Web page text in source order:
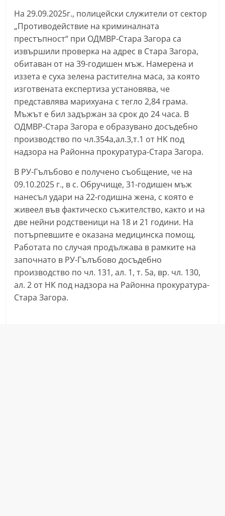
c
o
m
На 29.09.2025г., полицейски служители от сектор
„Противодействие на криминалната
престъпност“ при ОДМВР-Стара Загора са
извършили проверка на адрес в Стара Загора,
обитаван от на 39-годишен мъж. Намерена и
иззета е суха зелена растителна маса, за която
изготвената експертиза установява, че
представлява марихуана с тегло 2,84 грама.
Мъжът е бил задържан за срок до 24 часа. В
ОДМВР-Стара Загора е образувано досъдебно
производство по чл.354а,ал.3,т.1 от НК под
надзора на Районна прокуратура-Стара Загора.
В РУ-Гълъбово е получено съобщение, че на
09.10.2025 г., в с. Обручище, 31-годишен мъж
нанесъл удари на 22-годишна жена, с която е
живеел във фактическо съжителство, както и на
две нейни родственици на 18 и 21 години. На
потърпевшите е оказана медицинска помощ.
Работата по случая продължава в рамките на
започнато в РУ-Гълъбово досъдебно
производство по чл. 131, ал. 1, т. 5а, вр. чл. 130,
ал. 2 от НК под надзора на Районна прокуратура-
Стара Загора.